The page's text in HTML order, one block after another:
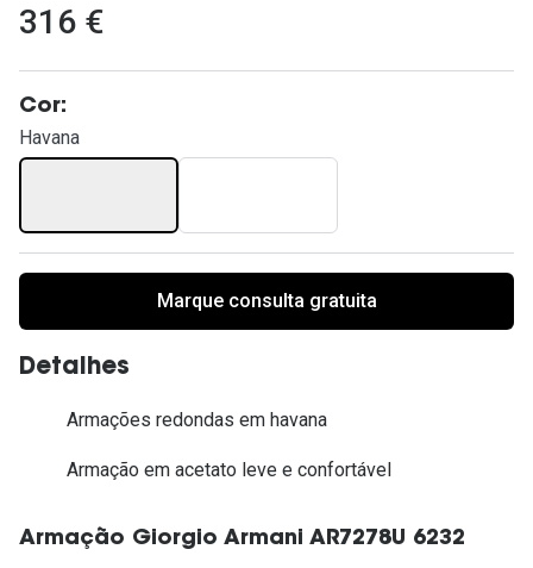
316 €
Cor:
Havana
Marque consulta gratuita
Detalhes
Armações redondas em havana
Armação em acetato leve e confortável
Armação Giorgio Armani AR7278U 6232